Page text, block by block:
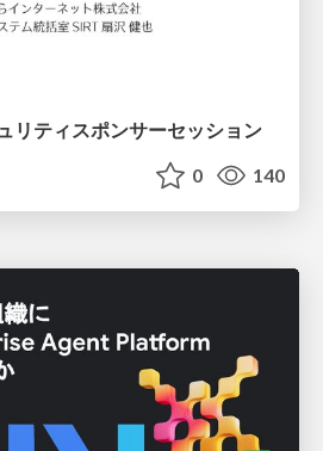
リティスポンサーセッション
0 140